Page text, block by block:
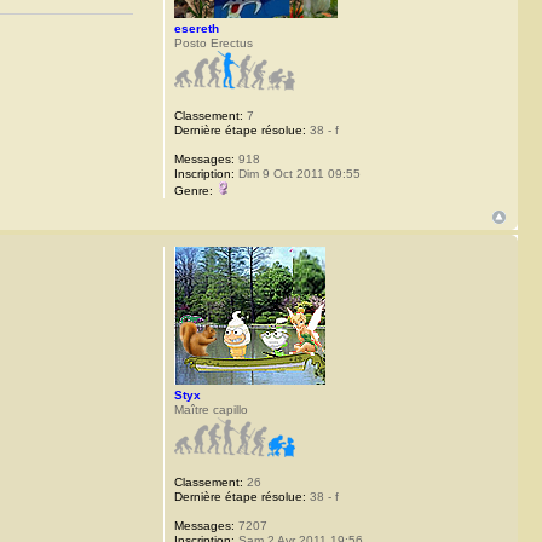
esereth
Posto Erectus
Classement: 7
Dernière étape résolue: 38 - f
Messages: 918
Inscription: Dim 9 Oct 2011 09:55
Genre:
Styx
Maître capillo
Classement: 26
Dernière étape résolue: 38 - f
Messages: 7207